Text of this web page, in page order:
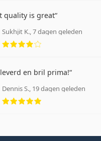
quality is great
Sukhjit K., 7 dagen geleden
Beoordeling 4
en bril prima!
Dennis S., 19 dagen geleden
Beoordeling 5